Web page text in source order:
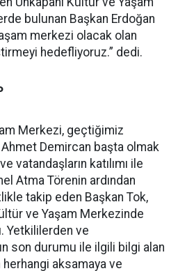
bulunan Başkan Erdoğan
merkezi olacak olan
hedefliyoruz.” dedi.
Merkezi, geçtiğimiz
Ahmet Demircan başta olmak
vatandaşların katılımı ile
Atma Törenin ardından
takip eden Başkan Tok,
ve Yaşam Merkezinde
Yetkililerden ve
son durumu ile ilgili bilgi alan
herhangi aksamaya ve